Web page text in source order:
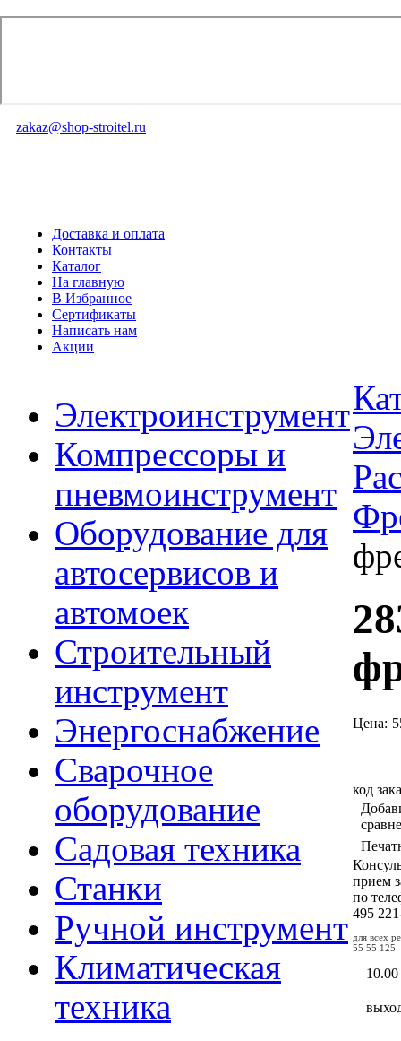
zakaz@shop-stroitel.ru
Доставка и оплата
Контакты
Каталог
На главную
В Избранное
Сертификаты
Написать нам
Акции
Электроинструмент
Компрессоры и
пневмоинструмент
Оборудование для
автосервисов и
автомоек
Строительный
инструмент
Энергоснабжение
Сварочное
оборудование
Садовая техника
Станки
Ручной инструмент
Климатическая
техника
Цена:
код
прием
по
495
для всех
55 55 125